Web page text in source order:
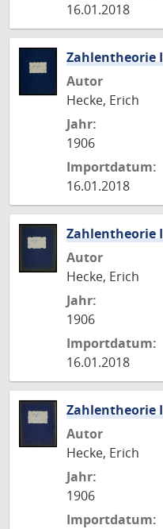
16.01.2018
Zahlentheorie
Autor
Hecke, Erich
Jahr:
1906
Importdatum:
16.01.2018
Zahlentheorie
Autor
Hecke, Erich
Jahr:
1906
Importdatum:
16.01.2018
Zahlentheorie
Autor
Hecke, Erich
Jahr:
1906
Importdatum: